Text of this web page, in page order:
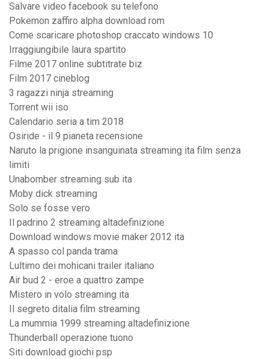
Salvare video facebook su telefono
Pokemon zaffiro alpha download rom
Come scaricare photoshop craccato windows 10
Irraggiungibile laura spartito
Filme 2017 online subtitrate biz
Film 2017 cineblog
3 ragazzi ninja streaming
Torrent wii iso
Calendario seria a tim 2018
Osiride - il 9 pianeta recensione
Naruto la prigione insanguinata streaming ita film senza
limiti
Unabomber streaming sub ita
Moby dick streaming
Solo se fosse vero
Il padrino 2 streaming altadefinizione
Download windows movie maker 2012 ita
A spasso col panda trama
Lultimo dei mohicani trailer italiano
Air bud 2 - eroe a quattro zampe
Mistero in volo streaming ita
Il segreto ditalia film streaming
La mummia 1999 streaming altadefinizione
Thunderball operazione tuono
Siti download giochi psp